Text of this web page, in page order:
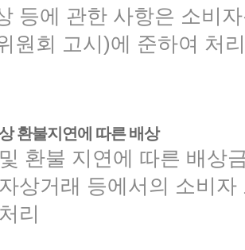
등에 관한 사항은 소비
원회 고시)에 준하여 처
환불지연에 따른 배상
환불 지연에 따른 배상
상거래 등에서의 소비자
리